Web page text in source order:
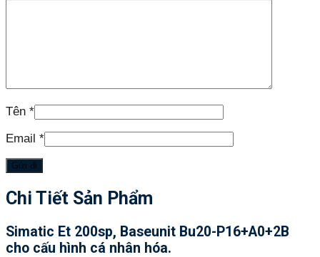
Tên *
Email *
Chi Tiết Sản Phẩm
Simatic Et 200sp, Baseunit Bu20-P16+A0+2B
cho cấu hình cá nhân hóa.